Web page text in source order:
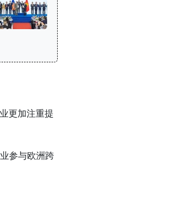
更加注重提
参与欧洲跨